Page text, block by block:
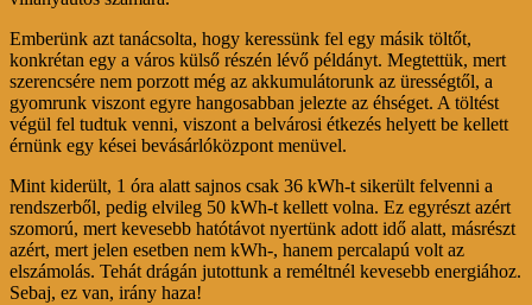
Emberünk azt tanácsolta, hogy keressünk fel egy másik töltőt,
konkrétan egy a város külső részén lévő példányt. Megtettük, mert
szerencsére nem porzott még az akkumulátorunk az ürességtől, a
gyomrunk viszont egyre hangosabban jelezte az éhséget. A töltést
végül fel tudtuk venni, viszont a belvárosi étkezés helyett be kellett
érnünk egy kései bevásárlóközpont menüvel.
Mint kiderült, 1 óra alatt sajnos csak 36 kWh-t sikerült felvenni a
rendszerből, pedig elvileg 50 kWh-t kellett volna. Ez egyrészt azért
szomorú, mert kevesebb hatótávot nyertünk adott idő alatt, másrészt
azért, mert jelen esetben nem kWh-, hanem percalapú volt az
elszámolás. Tehát drágán jutottunk a reméltnél kevesebb energiához.
Sebaj, ez van, irány haza!